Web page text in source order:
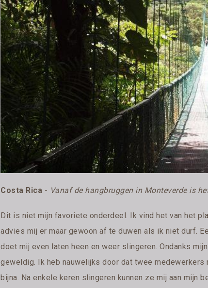
Costa Rica - Vanaf de hangbruggen in Monteverde is
Dit is niet mijn favoriete onderdeel. Ik vind het van het
advies mij er maar gewoon af te duwen als ik niet durf.
doet mij even laten heen en weer slingeren. Ondanks
geweldig. Ik heb nauwelijks door dat twee medewerkers
bijna. Na enkele keren slingeren kunnen ze mij aan mijn